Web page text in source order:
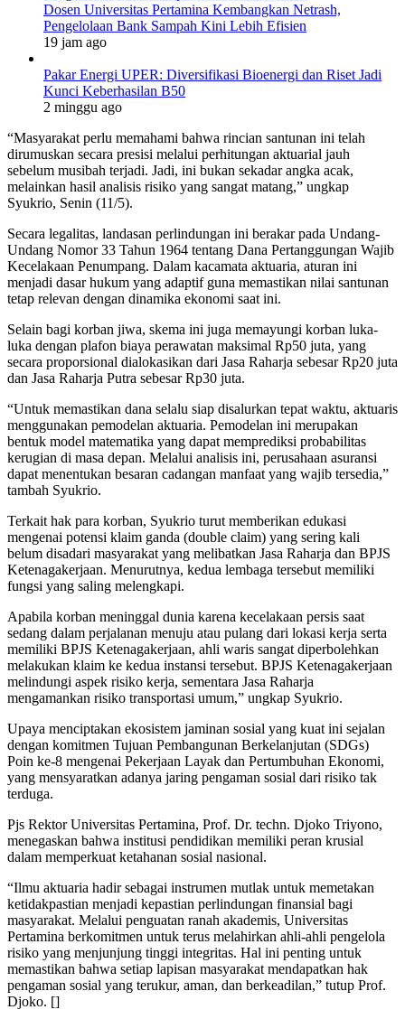
Dosen Universitas Pertamina Kembangkan Netrash,
Pengelolaan Bank Sampah Kini Lebih Efisien
19 jam ago
Pakar Energi UPER: Diversifikasi Bioenergi dan Riset Jadi
Kunci Keberhasilan B50
2 minggu ago
“Masyarakat perlu memahami bahwa rincian santunan ini telah
dirumuskan secara presisi melalui perhitungan aktuarial jauh
sebelum musibah terjadi. Jadi, ini bukan sekadar angka acak,
melainkan hasil analisis risiko yang sangat matang,” ungkap
Syukrio, Senin (11/5).
Secara legalitas, landasan perlindungan ini berakar pada Undang-
Undang Nomor 33 Tahun 1964 tentang Dana Pertanggungan Wajib
Kecelakaan Penumpang. Dalam kacamata aktuaria, aturan ini
menjadi dasar hukum yang adaptif guna memastikan nilai santunan
tetap relevan dengan dinamika ekonomi saat ini.
Selain bagi korban jiwa, skema ini juga memayungi korban luka-
luka dengan plafon biaya perawatan maksimal Rp50 juta, yang
secara proporsional dialokasikan dari Jasa Raharja sebesar Rp20 juta
dan Jasa Raharja Putra sebesar Rp30 juta.
“Untuk memastikan dana selalu siap disalurkan tepat waktu, aktuaris
menggunakan pemodelan aktuaria. Pemodelan ini merupakan
bentuk model matematika yang dapat memprediksi probabilitas
kerugian di masa depan. Melalui analisis ini, perusahaan asuransi
dapat menentukan besaran cadangan manfaat yang wajib tersedia,”
tambah Syukrio.
Terkait hak para korban, Syukrio turut memberikan edukasi
mengenai potensi klaim ganda (double claim) yang sering kali
belum disadari masyarakat yang melibatkan Jasa Raharja dan BPJS
Ketenagakerjaan. Menurutnya, kedua lembaga tersebut memiliki
fungsi yang saling melengkapi.
Apabila korban meninggal dunia karena kecelakaan persis saat
sedang dalam perjalanan menuju atau pulang dari lokasi kerja serta
memiliki BPJS Ketenagakerjaan, ahli waris sangat diperbolehkan
melakukan klaim ke kedua instansi tersebut. BPJS Ketenagakerjaan
melindungi aspek risiko kerja, sementara Jasa Raharja
mengamankan risiko transportasi umum,” ungkap Syukrio.
Upaya menciptakan ekosistem jaminan sosial yang kuat ini sejalan
dengan komitmen Tujuan Pembangunan Berkelanjutan (SDGs)
Poin ke-8 mengenai Pekerjaan Layak dan Pertumbuhan Ekonomi,
yang mensyaratkan adanya jaring pengaman sosial dari risiko tak
terduga.
Pjs Rektor Universitas Pertamina, Prof. Dr. techn. Djoko Triyono,
menegaskan bahwa institusi pendidikan memiliki peran krusial
dalam memperkuat ketahanan sosial nasional.
“Ilmu aktuaria hadir sebagai instrumen mutlak untuk memetakan
ketidakpastian menjadi kepastian perlindungan finansial bagi
masyarakat. Melalui penguatan ranah akademis, Universitas
Pertamina berkomitmen untuk terus melahirkan ahli-ahli pengelola
risiko yang menjunjung tinggi integritas. Hal ini penting untuk
memastikan bahwa setiap lapisan masyarakat mendapatkan hak
pengaman sosial yang terukur, aman, dan berkeadilan,” tutup Prof.
Djoko. []